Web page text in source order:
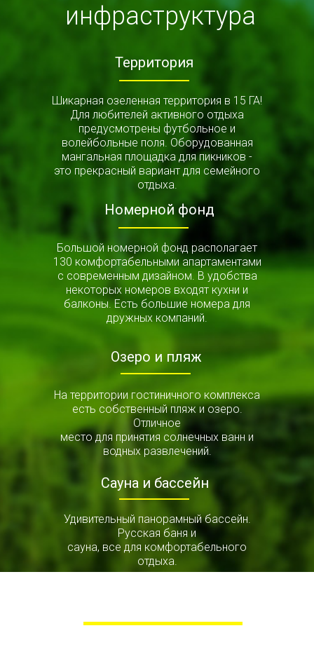
инфраструктура
Шикарная озеленная территория в 15 ГА!
Для любителей активного отдыха
предусмотрены футбольное и
волейбольные поля. Оборудованная
мангальная площадка для пикников -
это прекрасный вариант для семейного
отдыха.
На территории гостиничного комплекса
есть собственный пляж и озеро.
Отличное
место для принятия солнечных ванн и
водных развлечений.
Большой номерной фонд располагает
130 комфортабельными апартаментами
с современным дизайном. В удобства
некоторых номеров входят кухни и
балконы. Есть большие номера для
дружных компаний.
Удивительный панорамный бассейн.
Русская баня и
сауна, все для комфортабельного
отдыха.
Территория
Озеро и пляж
Номерной фонд
Сауна и бассейн